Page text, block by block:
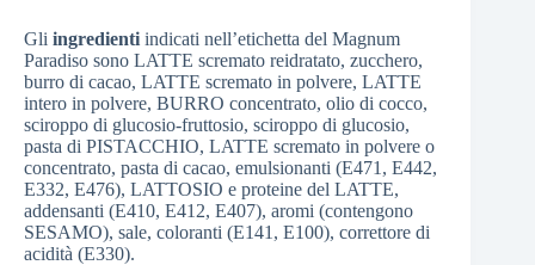
Gli ingredienti indicati nell’etichetta del Magnum
Paradiso sono LATTE scremato reidratato, zucchero,
burro di cacao, LATTE scremato in polvere, LATTE
intero in polvere, BURRO concentrato, olio di cocco,
sciroppo di glucosio-fruttosio, sciroppo di glucosio,
pasta di PISTACCHIO, LATTE scremato in polvere o
concentrato, pasta di cacao, emulsionanti (E471, E442,
E332, E476), LATTOSIO e proteine del LATTE,
addensanti (E410, E412, E407), aromi (contengono
SESAMO), sale, coloranti (E141, E100), correttore di
acidità (E330).